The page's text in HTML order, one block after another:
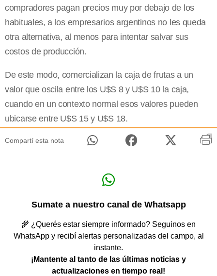
compradores pagan precios muy por debajo de los
habituales, a los empresarios argentinos no les queda
otra alternativa, al menos para intentar salvar sus
costos de producción.
De este modo, comercializan la caja de frutas a un
valor que oscila entre los U$S 8 y U$S 10 la caja,
cuando en un contexto normal esos valores pueden
ubicarse entre U$S 15 y U$S 18.
Compartí esta nota
Sumate a nuestro canal de Whatsapp
🌾 ¿Querés estar siempre informado? Seguinos en
WhatsApp y recibí alertas personalizadas del campo, al
instante.
¡Mantente al tanto de las últimas noticias y
actualizaciones en tiempo real!